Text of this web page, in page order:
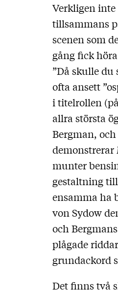
Verkligen
tillsammans
scenen som
gång fick
”Då skulle
ofta ansett
i titelrollen
allra största
Bergman,
demonstrerar
munter
gestaltning
ensamma ha
von Sydow
och
plågade
grundackord
Det finns två